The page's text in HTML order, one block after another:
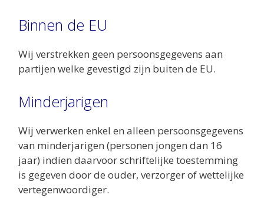
Binnen de EU
Wij verstrekken geen persoonsgegevens aan
partijen welke gevestigd zijn buiten de EU.
Minderjarigen
Wij verwerken enkel en alleen persoonsgegevens
van minderjarigen (personen jongen dan 16
jaar) indien daarvoor schriftelijke toestemming
is gegeven door de ouder, verzorger of wettelijke
vertegenwoordiger.